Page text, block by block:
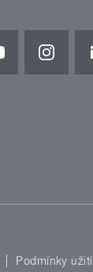
Podmínky užití